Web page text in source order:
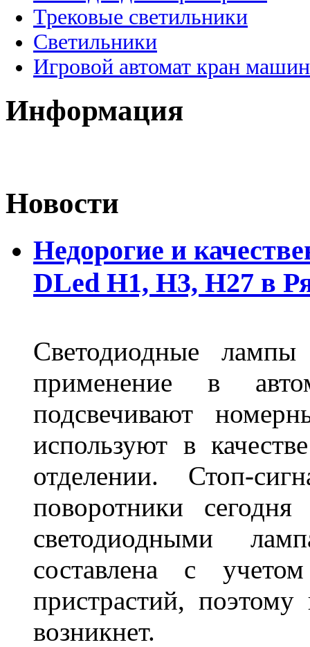
Трековые светильники
Светильники
Игровой автомат кран
Информация
Новости
Недорогие и
DLed Н1, Н3, Н27 в
Светодиодные
применение в
подсвечивают
используют в
отделении. Стоп-
поворотники
светодиодными
составлена с
пристрастий,
возникнет.